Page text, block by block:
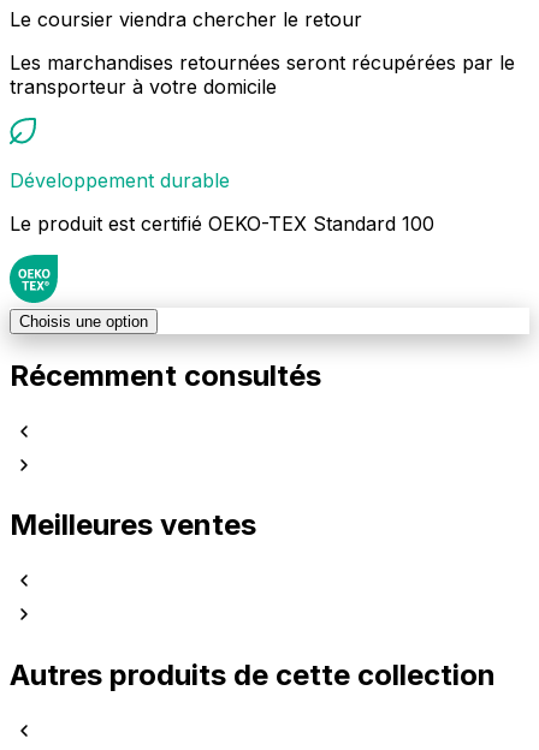
Le coursier viendra chercher le retour
Les marchandises retournées seront récupérées par le
transporteur à votre domicile
Développement durable
Le produit est certifié OEKO-TEX Standard 100
Choisis une option
Récemment consultés
Meilleures ventes
Autres produits de cette collection